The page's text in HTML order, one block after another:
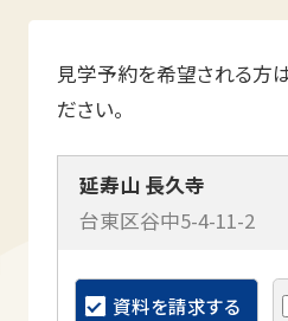
見学予約を希望される方
ださい。
延寿山 長久寺
台東区谷中5-4-11-2
資料を請求する